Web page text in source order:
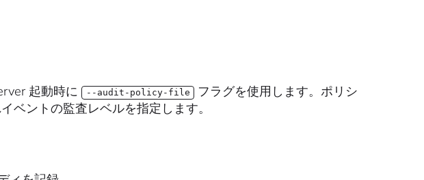
起動時に --audit-policy-file フラグを使用します。ポリシ
ベントの監査レベルを指定します。